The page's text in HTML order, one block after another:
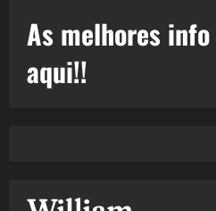
As melhores
aqui!!